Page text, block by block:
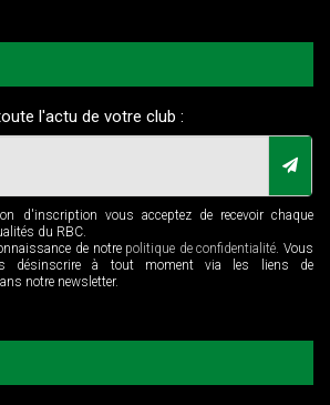
l'actu de votre club :
d'inscription vous acceptez de recevoir chaque
du RBC.
de notre politique de confidentialité. Vous
désinscrire à tout moment via les liens de
notre newsletter.